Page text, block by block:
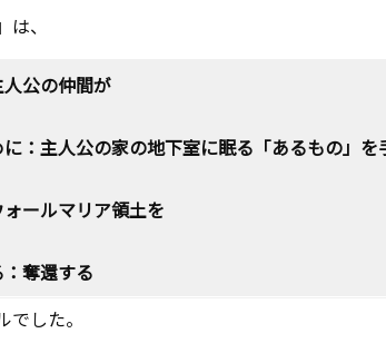
」 は、
公の仲間が
：主人公の家の地下室に眠る「あるもの」を
ールマリア領土を
奪還する
でした。